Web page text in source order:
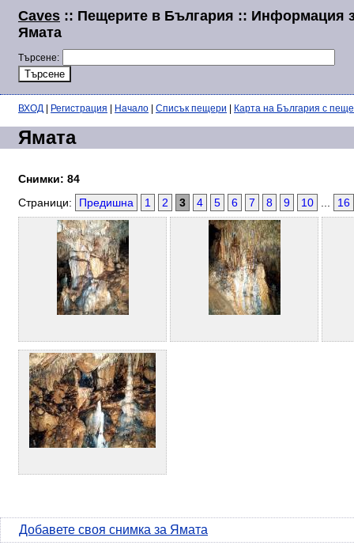
Caves :: Пещерите в България :: Информация
Ямата
Търсене:
ВХОД Регистрация Начало Списък пещери Карта на България с
Ямата
Снимки: 84
Страници:
Предишна 1 2 3 4 5 6 7 8 9 10 16
Добавете своя снимка за Ямата